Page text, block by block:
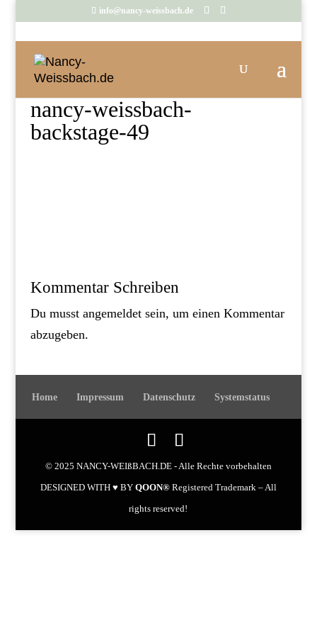
info@nancy-weissbach.de
nancy-weissbach-
backstage-49
Kommentar Schreiben
Du musst angemeldetsein, um einen Kommentar
abzugeben.
Home Impressum Datenschutz Systemstatus
© 2025 NANCY-WEIßBACH.DE - Alle Rechte vorbehalten
DESIGNED WITH ♥ BY QOON®Registered Trademark – All
rights reserved!